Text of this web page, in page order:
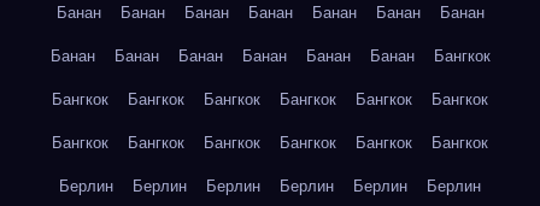
Банан
Банан Банан Банан Банан Банан
Банан
Банан
Банан Банан Банан Банан Банан
Бангкок
Бангкок
Бангкок Бангкок Бангкок Бангкок
Бангкок
Бангкок
Бангкок Бангкок Бангкок Бангкок
Бангкок
Берлин
Берлин Берлин Берлин Берлин Берлин